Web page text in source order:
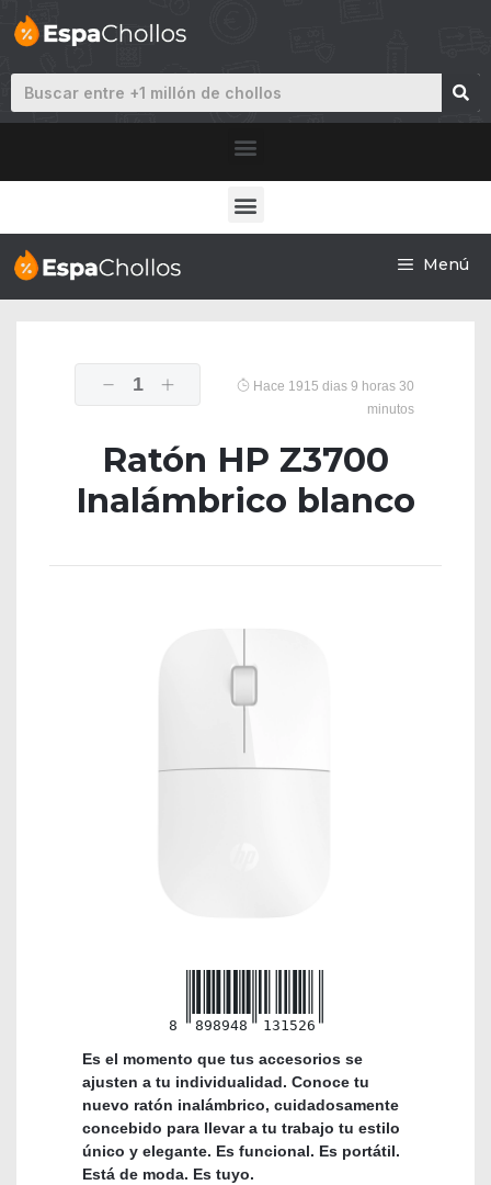
Menú
1
Hace 1915 dias 9 horas 30
minutos
Ratón HP Z3700
Inalámbrico blanco
8 898948 131526
Es el momento que tus accesorios se
ajusten a tu individualidad. Conoce tu
nuevo ratón inalámbrico, cuidadosamente
concebido para llevar a tu trabajo tu estilo
único y elegante. Es funcional. Es portátil.
Está de moda. Es tuyo.